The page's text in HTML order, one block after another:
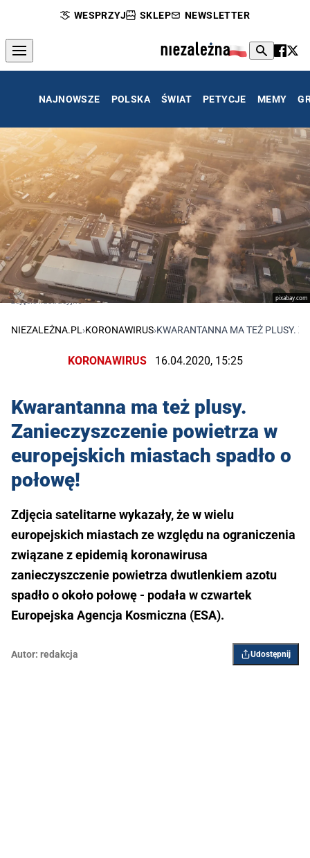
WESPRZYJ SKLEP NEWSLETTER
NAJNOWSZE POLSKA ŚWIAT PETYCJE MEMY
pixabay.com
zdjęcie ilustracyjne
NIEZALEŻNA.PL ›KORONAWIRUS›KWARANTANNA MA TEŻ PLUSY.
KORONAWIRUS 16.04.2020, 15:25
Kwarantanna ma też plusy.
Zanieczyszczenie powietrza w
europejskich miastach spadło o
połowę!
Zdjęcia satelitarne wykazały, że w wielu
europejskich miastach ze względu na ograniczenia
związane z epidemią koronawirusa
zanieczyszczenie powietrza dwutlenkiem azotu
spadło o około połowę - podała w czwartek
Europejska Agencja Kosmiczna (ESA).
Autor: redakcja Udostępnij